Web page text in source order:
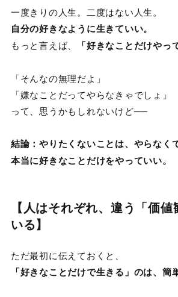
一度きりの人生。二度はない人生。
自分の好きなように生きていい。
もっと言えば、 「好きなことだけやっ
「そんなの無理だよ」
「嫌なことだってやらなきゃでしょ」
って、思うかもしれないけど──
結論：やりたくないことは、やらなく
本当に好きなことだけをやっていい。
【人はそれぞれ、違う「価
いる】
ただ最初に伝えておくと、
「好きなことだけで生きる」のは、簡